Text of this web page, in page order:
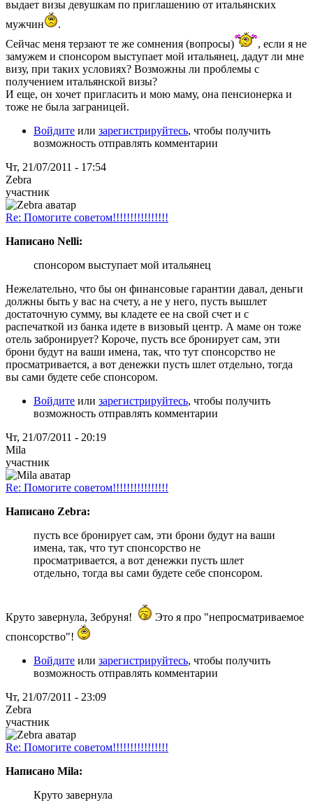
выдает визы девушкам по приглашению от итальянских
мужчин
.
Сейчас меня терзают те же сомнения (вопросы)
, если я не
замужем и спонсором выступает мой итальянец, дадут ли мне
визу, при таких условиях? Возможны ли проблемы с
получением итальянской визы?
И еще, он хочет пригласить и мою маму, она пенсионерка и
тоже не была заграницей.
Войдите или зарегистрируйтесь, чтобы получить
возможность отправлять комментарии
Чт, 21/07/2011 - 17:54
Zebra
участник
Re: Помогите советом!!!!!!!!!!!!!!!!
Написано Nelli:
спонсором выступает мой итальянец
Нежелательно, что бы он финансовые гарантии давал, деньги
должны быть у вас на счету, а не у него, пусть вышлет
достаточную сумму, вы кладете ее на свой счет и с
распечаткой из банка идете в визовый центр. А маме он тоже
отель забронирует? Короче, пусть все бронирует сам, эти
брони будут на ваши имена, так, что тут спонсорство не
просматривается, а вот денежки пусть шлет отдельно, тогда
вы сами будете себе спонсором.
Войдите или зарегистрируйтесь, чтобы получить
возможность отправлять комментарии
Чт, 21/07/2011 - 20:19
Mila
участник
Re: Помогите советом!!!!!!!!!!!!!!!!
Написано Zebra:
пусть все бронирует сам, эти брони будут на ваши
имена, так, что тут спонсорство не
просматривается, а вот денежки пусть шлет
отдельно, тогда вы сами будете себе спонсором.
Круто завернула, Зебруня!
Это я про "непросматриваемое
спонсорство"!
Войдите или зарегистрируйтесь, чтобы получить
возможность отправлять комментарии
Чт, 21/07/2011 - 23:09
Zebra
участник
Re: Помогите советом!!!!!!!!!!!!!!!!
Написано Mila:
Круто завернула